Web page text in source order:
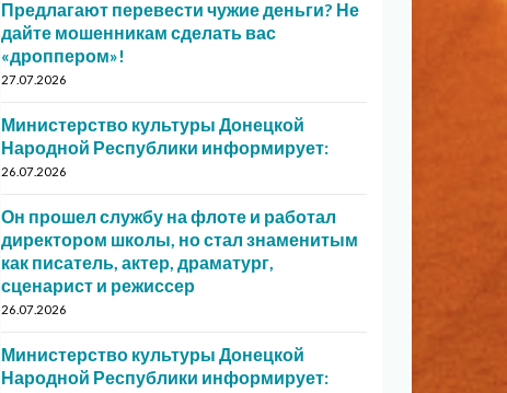
Предлагают перевести чужие деньги? Не
дайте мошенникам сделать вас
«дроппером»!
27.07.2026
Министерство культуры Донецкой
Народной Республики информирует:
26.07.2026
Он прошел службу на флоте и работал
директором школы, но стал знаменитым
как писатель, актер, драматург,
сценарист и режиссер
26.07.2026
Министерство культуры Донецкой
Народной Республики информирует: